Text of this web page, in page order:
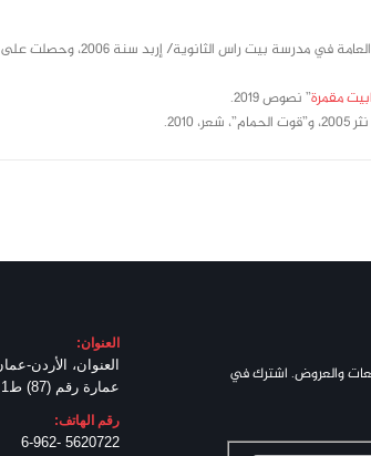
وُلدت سنة 1988 في إربد، أنهت
مقمرة” نصوص 2019.
والعروض. اشترك في
العنوان:
العنوان، الأردن-
عمارة رقم (87) ط1
رقم الهاتف:
5620722 -6-962